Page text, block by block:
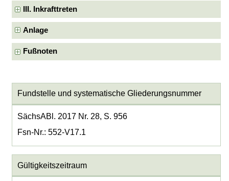
III. Inkrafttreten
Anlage
Fußnoten
Fundstelle und systematische Gliederungsnummer
SächsABl. 2017 Nr. 28, S. 956
Fsn-Nr.: 552-V17.1
Gültigkeitszeitraum